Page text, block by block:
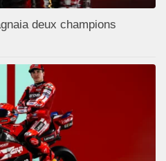
deux champions